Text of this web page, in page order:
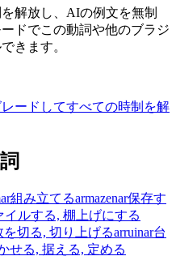
解放し、AIの例文を無制
ドでこの動詞や他のブラジ
きます。
ードしてすべての時制を解
組み立てるarmazenar保存す
イルする, 棚上げにする
を切る, 切り上げるarruinar台
せる, 据える, 定める